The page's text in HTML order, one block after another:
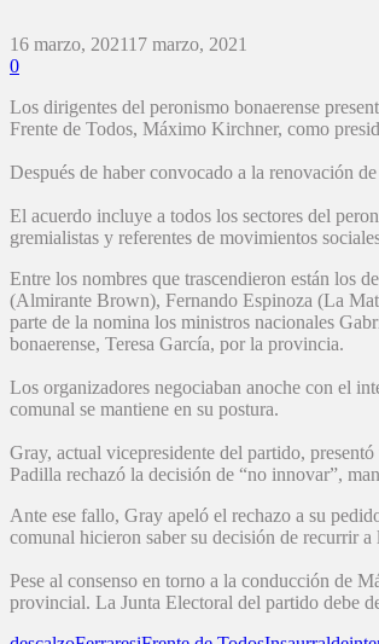
16 marzo, 202117 marzo, 2021
0
Los dirigentes del peronismo bonaerense
Frente de Todos, Máximo Kirchner, como
Después de haber convocado a la renovación
El acuerdo incluye a todos los sectores del
gremialistas y referentes de movimientos
Entre los nombres que trascendieron están los
(Almirante Brown), Fernando Espinoza (La
parte de la nomina los ministros nacionales
bonaerense, Teresa García, por la provincia.
Los organizadores negociaban anoche con el
comunal se mantiene en su postura.
Gray, actual vicepresidente del partido,
Padilla rechazó la decisión de “no innovar”,
Ante ese fallo, Gray apeló el rechazo a su
comunal hicieron saber su decisión de recurrir a
Pese al consenso en torno a la conducción de
provincial. La Junta Electoral del partido debe